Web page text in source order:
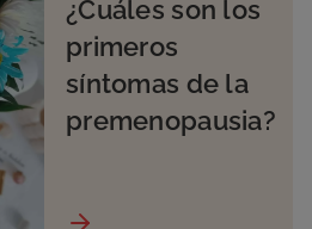
¿Cuáles son los
primeros
síntomas de la
premenopausia?